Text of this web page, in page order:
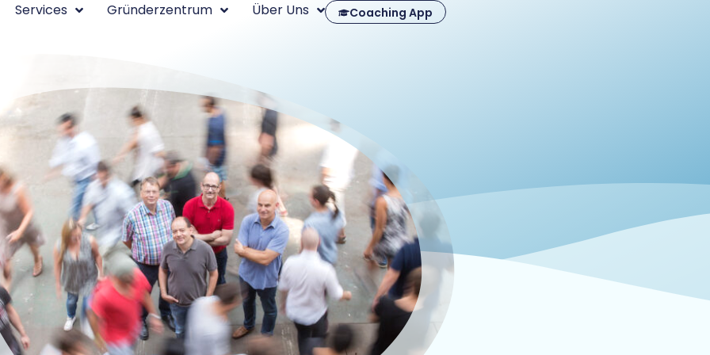
Services Gründerzentrum Über Uns Coaching App